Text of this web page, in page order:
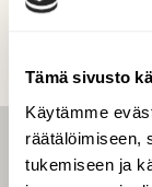
Tämä sivusto
Käytämme
räätälöimiseen,
tukemiseen ja